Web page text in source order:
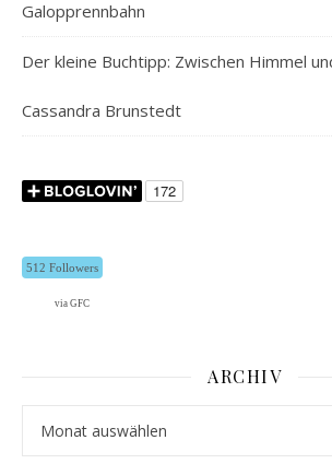
Galopprennbahn
Der kleine Buchtipp: Zwischen Himmel
Cassandra Brunstedt
512 Followers
via GFC
ARCHIV